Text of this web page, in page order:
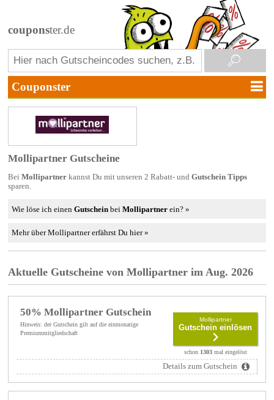
couponster.de
Mollipartner Gutscheine
Bei Mollipartnerkannst Du mit unseren 2 Rabatt- und Gutschein Tipps
sparen.
Wie löse ich einenGutschein beiMollipartner ein? »
Mehr über Mollipartner erfährst Du hier »
Aktuelle Gutscheine von Mollipartner im Aug. 2026
50% Mollipartner Gutschein
Hinweis: der Gutschein gilt auf die einmonatige
Premiummitgliedschaft
Mollipartner
Gutschein einlösen
schon 1303mal eingelöst
Details zum Gutschein